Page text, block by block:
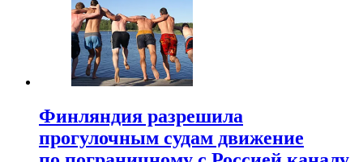
Финляндия разрешила
прогулочным судам движение